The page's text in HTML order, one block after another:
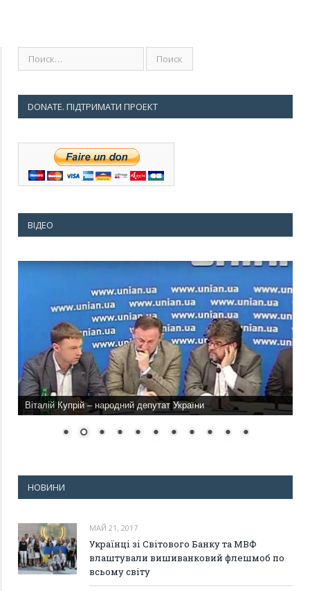
DONATE. ПІДТРИМАТИ ПРОЕКТ
ВІДЕО
Віталій Купрій – народний депутат України
НОВИНИ
МАЙ 21, 2017
Українці зі Світового Банку та МВФ
влаштували вишиванковий флешмоб по
всьому світу